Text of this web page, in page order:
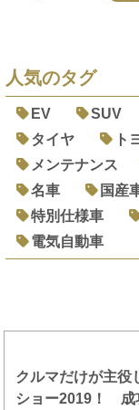
人気のタグ
EV SUV
タイヤ
ト
メンテナンス
名車
国産
特別仕様車
電気自動車
クルマだけが主役
ショー2019！ 成